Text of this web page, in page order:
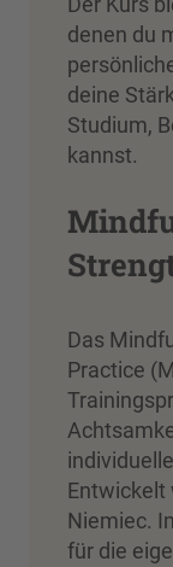
denen du
deine
Studium,
kannst.
Das
Practice
Entwickelt
Niemiec.
für die